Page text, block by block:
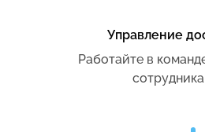
Управление
Работайте в